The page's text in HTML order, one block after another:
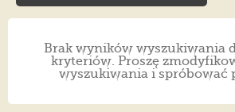
Brak wyników wyszukiwania
kryteriów. Proszę
wyszukiwania i spróbować